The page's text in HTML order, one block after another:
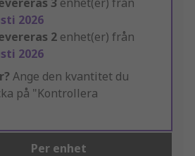
3 enhet(er) från
2026
2 enhet(er) från
2026
Ange den kvantitet du
på "Kontrollera
Per enhet